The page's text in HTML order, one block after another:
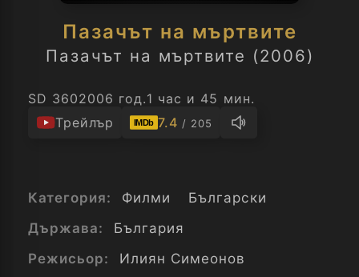
Пазачът на мъртвите
Пазачът на мъртвите (2006)
SD 3602006 год.1 час и 45 мин.
Трейлър
IMDb 7.4 / 205
Категория: Филми
Български
Държава:
България
Режисьор:
Илиян Симеонов